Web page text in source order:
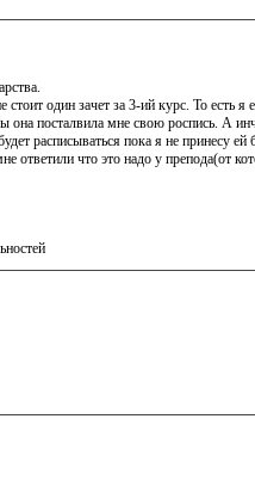
один зачет за 3-ий курс. То есть
посталвила мне свою роспись. А
расписываться пока я не принесу
ответили что это надо у препода(от